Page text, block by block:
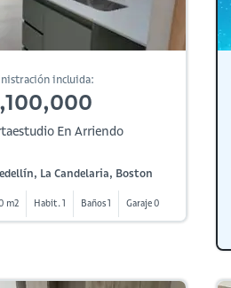
incluida:
En Arriendo
La Candelaria, Boston
m2 Habit. 1 Baños 1 Garaje 0